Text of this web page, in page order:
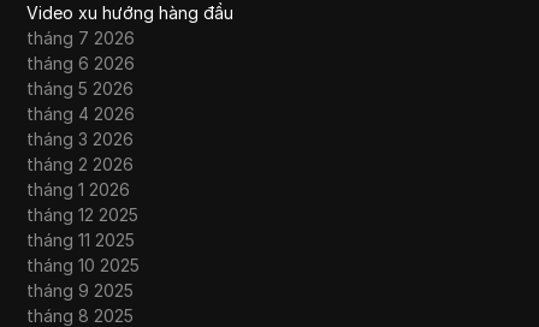
Video xu hướng hàng đầu
tháng 7 2026
tháng 6 2026
tháng 5 2026
tháng 4 2026
tháng 3 2026
tháng 2 2026
tháng 1 2026
tháng 12 2025
tháng 11 2025
tháng 10 2025
tháng 9 2025
tháng 8 2025